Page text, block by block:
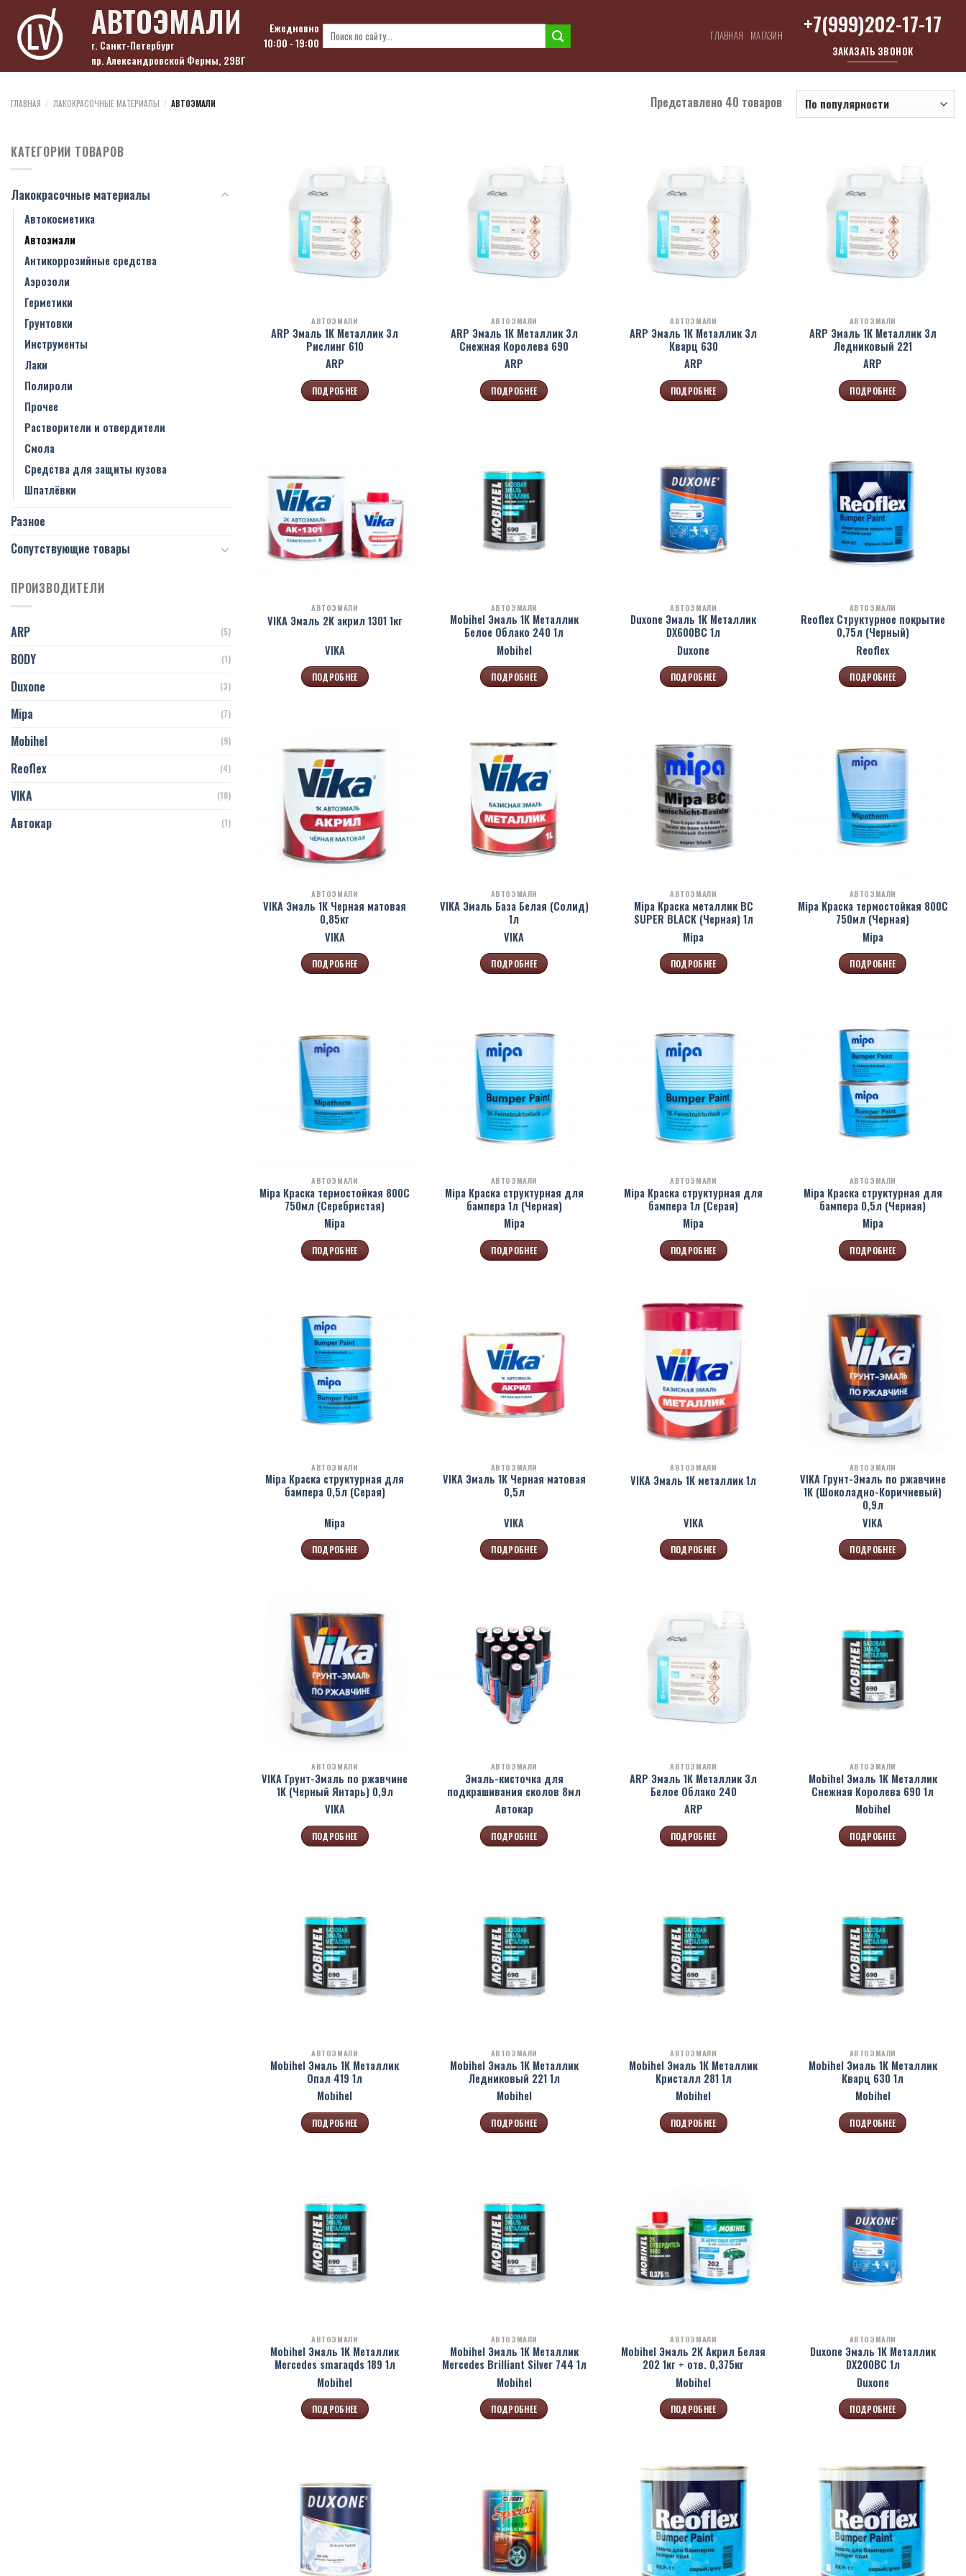
content
АВТОЭМАЛИ
г. Санкт-Петербург
пр. Александровской Фермы, 29ВГ
Ежедневно
10:00 - 19:00
Искать: ГЛАВНАЯ МАГАЗИН +7(999)202-17-17
ЗАКАЗАТЬ ЗВОНОК
ГЛАВНАЯ / ЛАКОКРАСОЧНЫЕ МАТЕРИАЛЫ / АВТОЭМАЛИ Представлено 40 товаров
КАТЕГОРИИ ТОВАРОВ
Лакокрасочные материалы
Автокосметика
Автоэмали
Антикоррозийные средства
Аэрозоли
Герметики
Грунтовки
Инструменты
Лаки
Полироли
Прочее
Растворители и отвердители
Смола
Средства для защиты кузова
Шпатлёвки
Разное
Сопутствующие товары
ПРОИЗВОДИТЕЛИ
ARP (5)
BODY (1)
Duxone (3)
Mipa (7)
Mobihel (9)
Reoflex (4)
VIKA (10)
Автокар (1)
АВТОЭМАЛИ
ARP Эмаль 1К Металлик 3л
Рислинг 610
ARP
ПОДРОБНЕЕ
АВТОЭМАЛИ
ARP Эмаль 1К Металлик 3л
Снежная Королева 690
ARP
ПОДРОБНЕЕ
АВТОЭМАЛИ
ARP Эмаль 1К Металлик 3л
Кварц 630
ARP
ПОДРОБНЕЕ
АВТОЭМАЛИ
ARP Эмаль 1К Металлик 3л
Ледниковый 221
ARP
ПОДРОБНЕЕ
АВТОЭМАЛИ
VIKA Эмаль 2К акрил 1301 1кг
VIKA
ПОДРОБНЕЕ
АВТОЭМАЛИ
Mobihel Эмаль 1К Металлик
Белое Облако 240 1л
Mobihel
ПОДРОБНЕЕ
АВТОЭМАЛИ
Duxone Эмаль 1К Металлик
DX600BC 1л
Duxone
ПОДРОБНЕЕ
АВТОЭМАЛИ
Reoflex Структурное покрытие
0,75л (Черный)
Reoflex
ПОДРОБНЕЕ
АВТОЭМАЛИ
VIKA Эмаль 1К Черная матовая
0,85кг
VIKA
ПОДРОБНЕЕ
АВТОЭМАЛИ
VIKA Эмаль База Белая (Солид)
1л
VIKA
ПОДРОБНЕЕ
АВТОЭМАЛИ
Mipa Краска металлик BC
SUPER BLACK (Черная) 1л
Mipa
ПОДРОБНЕЕ
АВТОЭМАЛИ
Mipa Краска термостойкая 800С
750мл (Черная)
Mipa
ПОДРОБНЕЕ
АВТОЭМАЛИ
Mipa Краска термостойкая 800С
750мл (Серебристая)
Mipa
ПОДРОБНЕЕ
АВТОЭМАЛИ
Mipa Краска структурная для
бампера 1л (Черная)
Mipa
ПОДРОБНЕЕ
АВТОЭМАЛИ
Mipa Краска структурная для
бампера 1л (Серая)
Mipa
ПОДРОБНЕЕ
АВТОЭМАЛИ
Mipa Краска структурная для
бампера 0,5л (Черная)
Mipa
ПОДРОБНЕЕ
АВТОЭМАЛИ
Mipa Краска структурная для
бампера 0,5л (Серая)
Mipa
ПОДРОБНЕЕ
АВТОЭМАЛИ
VIKA Эмаль 1К Черная матовая
0,5л
VIKA
ПОДРОБНЕЕ
АВТОЭМАЛИ
VIKA Эмаль 1К металлик 1л
VIKA
ПОДРОБНЕЕ
АВТОЭМАЛИ
VIKA Грунт-Эмаль по ржавчине
1К (Шоколадно-Коричневый)
0,9л
VIKA
ПОДРОБНЕЕ
АВТОЭМАЛИ
VIKA Грунт-Эмаль по ржавчине
1К (Черный Янтарь) 0,9л
VIKA
ПОДРОБНЕЕ
АВТОЭМАЛИ
Эмаль-кисточка для
подкрашивания сколов 8мл
Автокар
ПОДРОБНЕЕ
АВТОЭМАЛИ
ARP Эмаль 1К Металлик 3л
Белое Облако 240
ARP
ПОДРОБНЕЕ
АВТОЭМАЛИ
Mobihel Эмаль 1К Металлик
Снежная Королева 690 1л
Mobihel
ПОДРОБНЕЕ
АВТОЭМАЛИ
Mobihel Эмаль 1К Металлик
Опал 419 1л
Mobihel
ПОДРОБНЕЕ
АВТОЭМАЛИ
Mobihel Эмаль 1К Металлик
Ледниковый 221 1л
Mobihel
ПОДРОБНЕЕ
АВТОЭМАЛИ
Mobihel Эмаль 1К Металлик
Кристалл 281 1л
Mobihel
ПОДРОБНЕЕ
АВТОЭМАЛИ
Mobihel Эмаль 1К Металлик
Кварц 630 1л
Mobihel
ПОДРОБНЕЕ
АВТОЭМАЛИ
Mobihel Эмаль 1К Металлик
Mercedes smaraqds 189 1л
Mobihel
ПОДРОБНЕЕ
АВТОЭМАЛИ
Mobihel Эмаль 1К Металлик
Mercedes Brilliant Silver 744 1л
Mobihel
ПОДРОБНЕЕ
АВТОЭМАЛИ
Mobihel Эмаль 2К Акрил Белая
202 1кг + отв. 0,375кг
Mobihel
ПОДРОБНЕЕ
АВТОЭМАЛИ
Duxone Эмаль 1К Металлик
DX200BC 1л
Duxone
ПОДРОБНЕЕ